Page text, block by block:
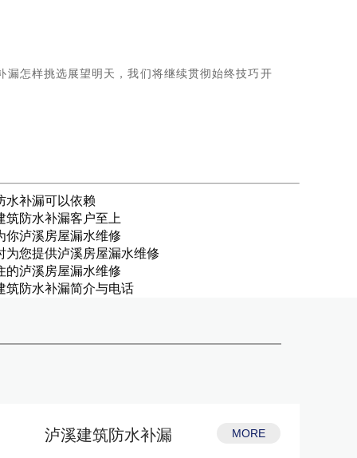
怎样挑选展望明天，我们将继续贯彻始终技巧开
水补漏可以依赖
筑防水补漏客户至上
你泸溪房屋漏水维修
为您提供泸溪房屋漏水维修
的泸溪房屋漏水维修
筑防水补漏简介与电话
泸溪建筑防水补漏 MORE